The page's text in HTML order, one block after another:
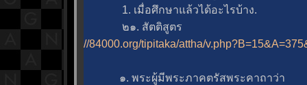
1. เมื่อศึกษาแล้วได้อะไรบ้าง.
๒๑. สัตติสูตร
//84000.org/tipitaka/attha/
๑. พระผู้มีพระภาคตรัสพระคาถาว่า